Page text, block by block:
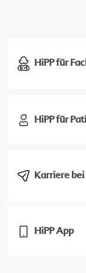
HiPP für
HiPP für
Karriere bei
HiPP App